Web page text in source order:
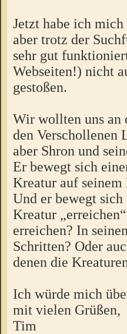
Jetzt habe ich
aber trotz der
sehr gut
Webseiten!) nicht
gestoßen.
Wir wollten uns an
den Verschollenen
aber Shron und
Er bewegt sich
Kreatur auf
Und er bewegt
Kreatur
erreichen? In
Schritten? Oder
denen die
Ich würde mich
mit vielen Grüßen,
Tim